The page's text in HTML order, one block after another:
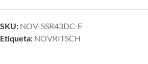
SKU: NOV-SSR43DC-E
Etiqueta: NOVRITSCH